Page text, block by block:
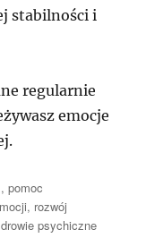
stabilności i
regularnie
emocje
,pomoc
, rozwój
psychiczne